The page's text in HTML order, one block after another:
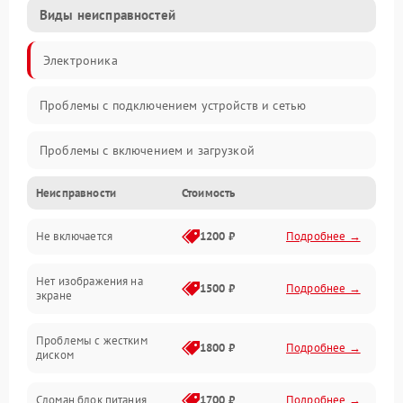
Виды неисправностей
Электроника
Проблемы с подключением устройств и сетью
Проблемы с включением и загрузкой
Проблемы с изображением и монитором
Проблемы с производительностью и стабильностью
Прочие специфичные проблемы
Неисправности Стоимость
Не включается 1200 ₽ Подробнее →
Нет изображения на
экране
1500 ₽ Подробнее →
Проблемы с жестким
диском
1800 ₽ Подробнее →
Сломан блок питания 1700 ₽ Подробнее →